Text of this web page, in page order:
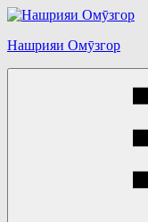
Перейти
содержимому
Нашрияи Омӯзгор